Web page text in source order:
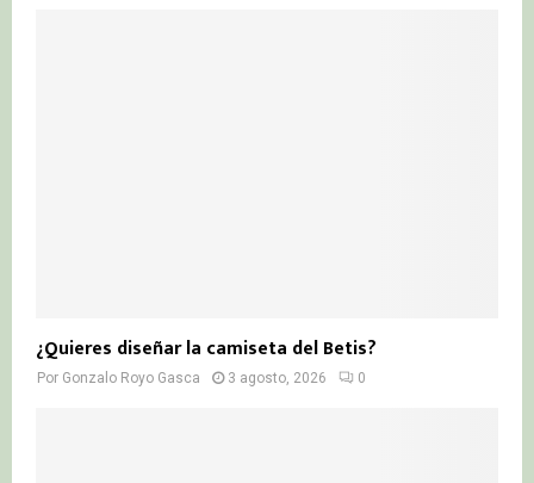
¿Quieres diseñar la camiseta del Betis?
Por Gonzalo Royo Gasca 3 agosto, 2026 0